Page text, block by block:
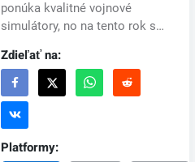
ponúka kvalitné vojnové
simulátory, no na tento rok si
zaujímavú zmenu. V novom
Battlefield: Hard...
Zdieľať na:
Platformy: